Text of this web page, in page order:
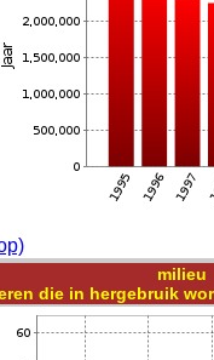
milieu
die in hergebruik